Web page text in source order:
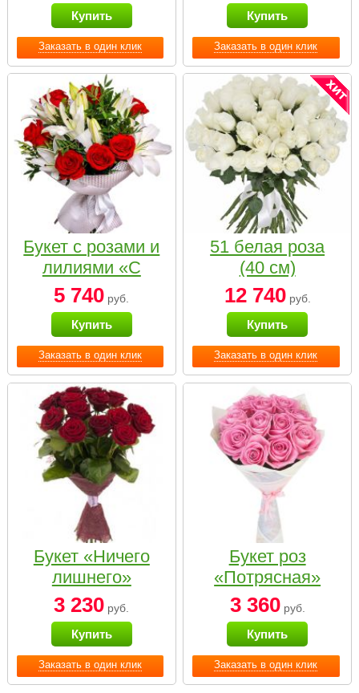
Заказать в один клик
Купить
Заказать в один клик
Купить
Заказать в один клик
Букет с розами и
лилиями «С
наилучшими
пожеланиями»
5 740 руб.
Купить
Заказать в один клик
51 белая роза
(40 см)
12 740руб.
Купить
Заказать в один клик
Букет «Ничего
лишнего»
3 230 руб.
Купить
Заказать в один клик
Букет роз
«Потрясная»
3 360руб.
Купить